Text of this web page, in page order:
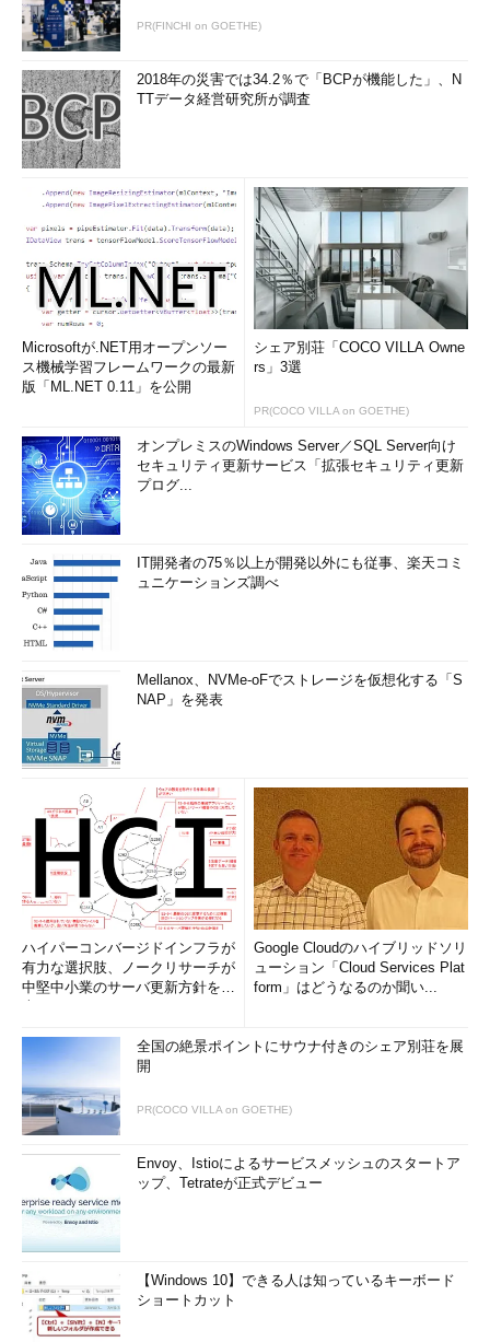
PR(FINCHI on GOETHE)
2018年の災害では34.2％で「BCPが機能した」、N
TTデータ経営研究所が調査
Microsoftが.NET用オープンソー
ス機械学習フレームワークの最新
版「ML.NET 0.11」を公開
シェア別荘「COCO VILLA Owne
rs」3選
PR(COCO VILLA on GOETHE)
オンプレミスのWindows Server／SQL Server向け
セキュリティ更新サービス「拡張セキュリティ更新
プログ...
IT開発者の75％以上が開発以外にも従事、楽天コミ
ュニケーションズ調べ
Mellanox、NVMe-oFでストレージを仮想化する「S
NAP」を発表
ハイパーコンバージドインフラが
有力な選択肢、ノークリサーチが
中堅中小業のサーバ更新方針を調
Google Cloudのハイブリッドソリ
ューション「Cloud Services Plat
form」はどうなるのか聞い...
全国の絶景ポイントにサウナ付きのシェア別荘を展
開
PR(COCO VILLA on GOETHE)
Envoy、Istioによるサービスメッシュのスタートア
ップ、Tetrateが正式デビュー
【Windows 10】できる人は知っているキーボード
ショートカット